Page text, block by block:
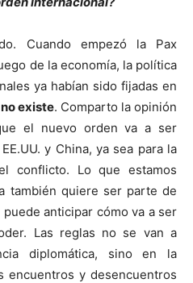
Cuando empezó la Pax
de la economía, la política
ya habían sido fijadas en
existe. Comparto la opinión
el nuevo orden va a ser
y China, ya sea para la
conflicto. Lo que estamos
también quiere ser parte de
anticipar cómo va a ser
Las reglas no se van a
diplomática, sino en la
encuentros y desencuentros